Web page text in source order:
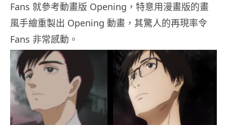
Fans 就參考動畫版 Opening，特意用漫畫版的畫
風手繪重製出 Opening 動畫，其驚人的再現率令
Fans 非常感動。